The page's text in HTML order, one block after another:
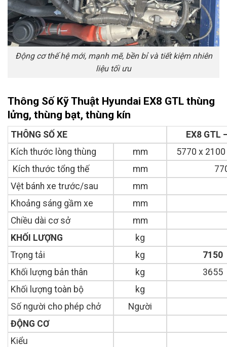
Động cơ thế hệ mới, mạnh mẽ, bền bỉ và tiết kiệm nhiên
liệu tối ưu
Thông Số Kỹ Thuật Hyundai EX8 GTL thùng
lửng, thùng bạt, thùng kín
THÔNG SỐ XE
EX8 GTL
Kích thước lòng thùng
mm
5770 x
Kích thước tổng thế
mm
Vệt bánh xe trước/sau
mm
Khoảng sáng gầm xe
mm
Chiều dài cơ sở
mm
KHỐI LƯỢNG
kg
Trọng tải
kg
7150
Khối lượng bản thân
kg
3655
Khối lượng toàn bộ
kg
Số người cho phép chở
Người
ĐỘNG CƠ
Kiểu